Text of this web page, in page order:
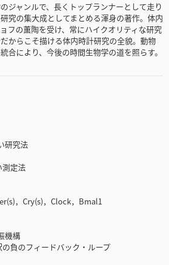
ジャンルで、長くトップランナーとして走り
究の集大成としてまとめる渾身の著作。体内
フの薫陶を受け、常にハイクオリティな研究
からこそ描ける体内時計研究の全貌。動物
合により、今後の時間生物学の道を照らす。
研究法
定法
，Cry(s)，Clock，Bmal1
機構
のフィードバック・ループ